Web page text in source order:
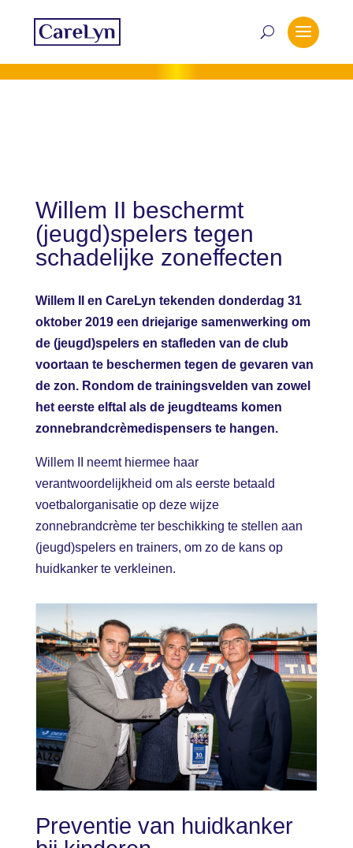
Willem II beschermt
(jeugd)spelers tegen
schadelijke zoneffecten
Willem II en CareLyn tekenden donderdag 31
oktober 2019 een driejarige samenwerking om
de (jeugd)spelers en stafleden van de club
voortaan te beschermen tegen de gevaren van
de zon. Rondom de trainingsvelden van zowel
het eerste elftal als de jeugdteams komen
zonnebrandcrèmedispensers te hangen.
Willem II neemt hiermee haar
verantwoordelijkheid om als eerste betaald
voetbalorganisatie op deze wijze
zonnebrandcrème ter beschikking te stellen aan
(jeugd)spelers en trainers, om zo de kans op
huidkanker te verkleinen.
Preventie van huidkanker